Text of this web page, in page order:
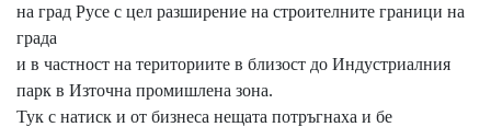
на град Русе с цел разширение на строителните граници на
града
и в частност на териториите в близост до Индустриалния
парк в Източна промишлена зона.
Тук с натиск и от бизнеса нещата потръгнаха и бе